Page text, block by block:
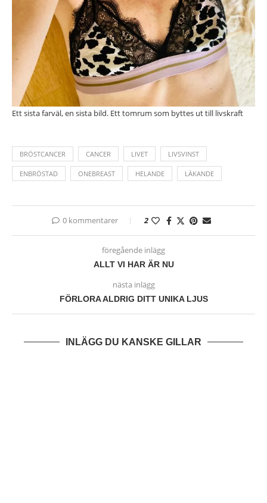
Ett sista farväl, en sista bild. Ett tomrum som byttes ut till livskraft
BRÖSTCANCER CANCER LIVET LIVSVINST
ENBRÖSTAD ONEBREAST HELANDE LÄKANDE
0 kommentarer 2
föregående inlägg
ALLT VI HAR ÄR NU
nästa inlägg
FÖRLORA ALDRIG DITT UNIKA LJUS
INLÄGG DU KANSKE GILLAR